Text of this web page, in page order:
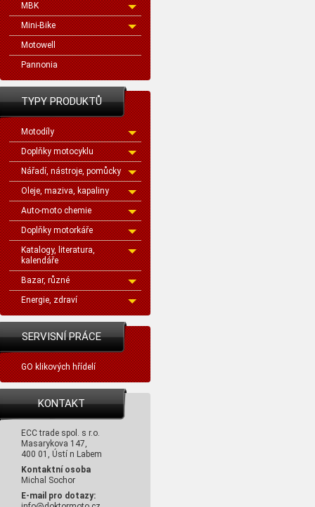
MBK
Mini-Bike
Motowell
Pannonia
TYPY PRODUKTŮ
Motodíly
Doplňky motocyklu
Nářadí, nástroje, pomůcky
Oleje, maziva, kapaliny
Auto-moto chemie
Doplňky motorkáře
Katalogy, literatura,
kalendáře
Bazar, různé
Energie, zdraví
SERVISNÍ PRÁCE
GO klikových hřídelí
KONTAKT
ECC trade spol. s r.o.
Masarykova 147,
400 01, Ústí n Labem
Kontaktní osoba
Michal Sochor
E-mail pro dotazy: